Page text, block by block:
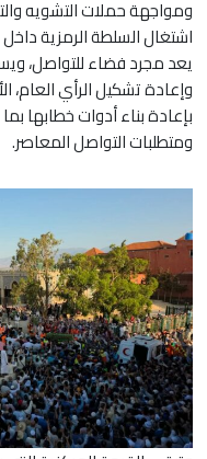
ومواجهة حملات التشويه
اشتغال السلطة الرمزية
يعد مجرد فضاء للتواصل،
وإعادة تشكيل الرأي
بإعادة بناء أدوات خطابها
ومتطلبات التواصل المعاصر.